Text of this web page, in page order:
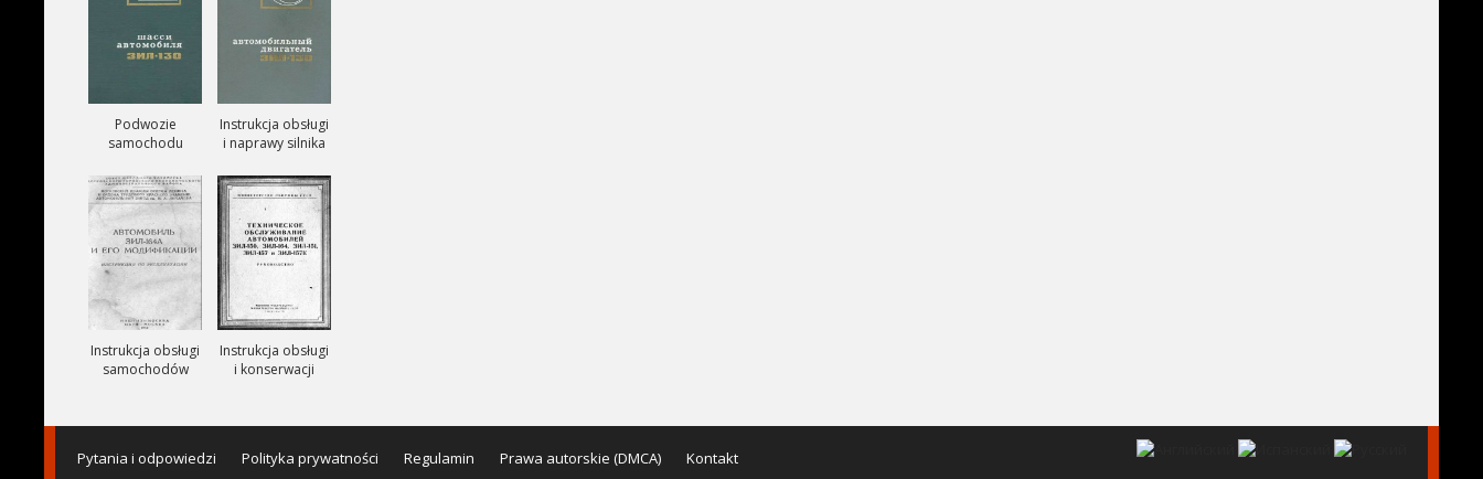
Podwozie
samochodu
Instrukcja obsługi
i naprawy silnika
Instrukcja obsługi
samochodów
Instrukcja obsługi
i konserwacji
ZIŁ-157, ZIŁ-157K
Pytania i odpowiedzi Polityka prywatności Regulamin Prawa autorskie (DMCA) Kontakt